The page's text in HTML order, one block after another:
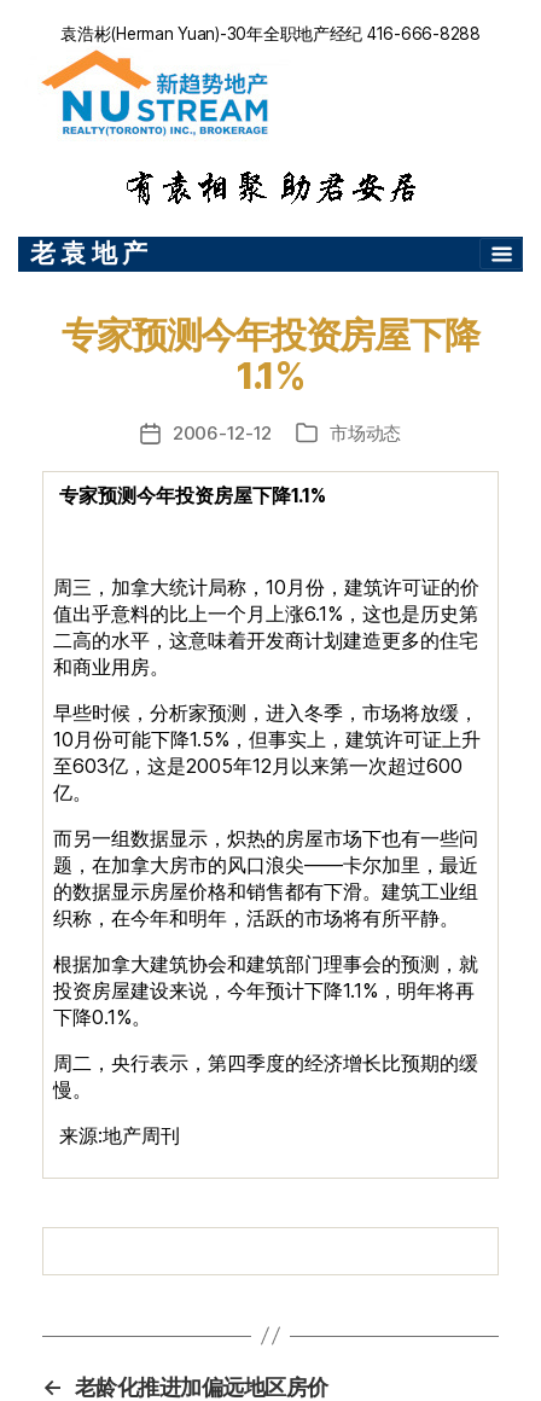
袁浩彬(Herman Yuan)-30年全职地产经纪 416-666-8288
老 袁 地 产
专家预测今年投资房屋下降
1.1%
发
日
2006-12-12
分 市场动态
专家预测今年投资房屋下降1.1%
周三，加拿大统计局称， 10 月份，建筑许可证的价
值出乎意料的比上一个月上涨6.1% ，这也是历史第
二高的水平，这意味着开发商计划建造更多的住宅
和商业用房。
早些时候，分析家预测，进入冬季，市场将放缓，
10 月份可能下降1.5% ，但事实上，建筑许可证上升
至603亿，这是2005年12 月以来第一次超过600
亿。
而另一组数据显示，炽热的房屋市场下也有一些问
题，在加拿大房市的风口浪尖——卡尔加里，最近
的数据显示房屋价格和销售都有下滑。建筑工业组
织称，在今年和明年，活跃的市场将有所平静。
根据加拿大建筑协会和建筑部门理事会的预测，就
投资房屋建设来说，今年预计下降1.1% ，明年将再
下降0.1%。
周二，央行表示，第四季度的经济增长比预期的缓
慢。
来源:地产周刊
← 老龄化推进加偏远地区房价